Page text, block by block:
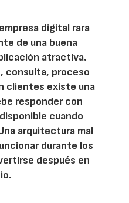
digital rara
de una buena
atractiva.
consulta, proceso
clientes existe una
responder con
cuando
arquitectura mal
durante los
después en